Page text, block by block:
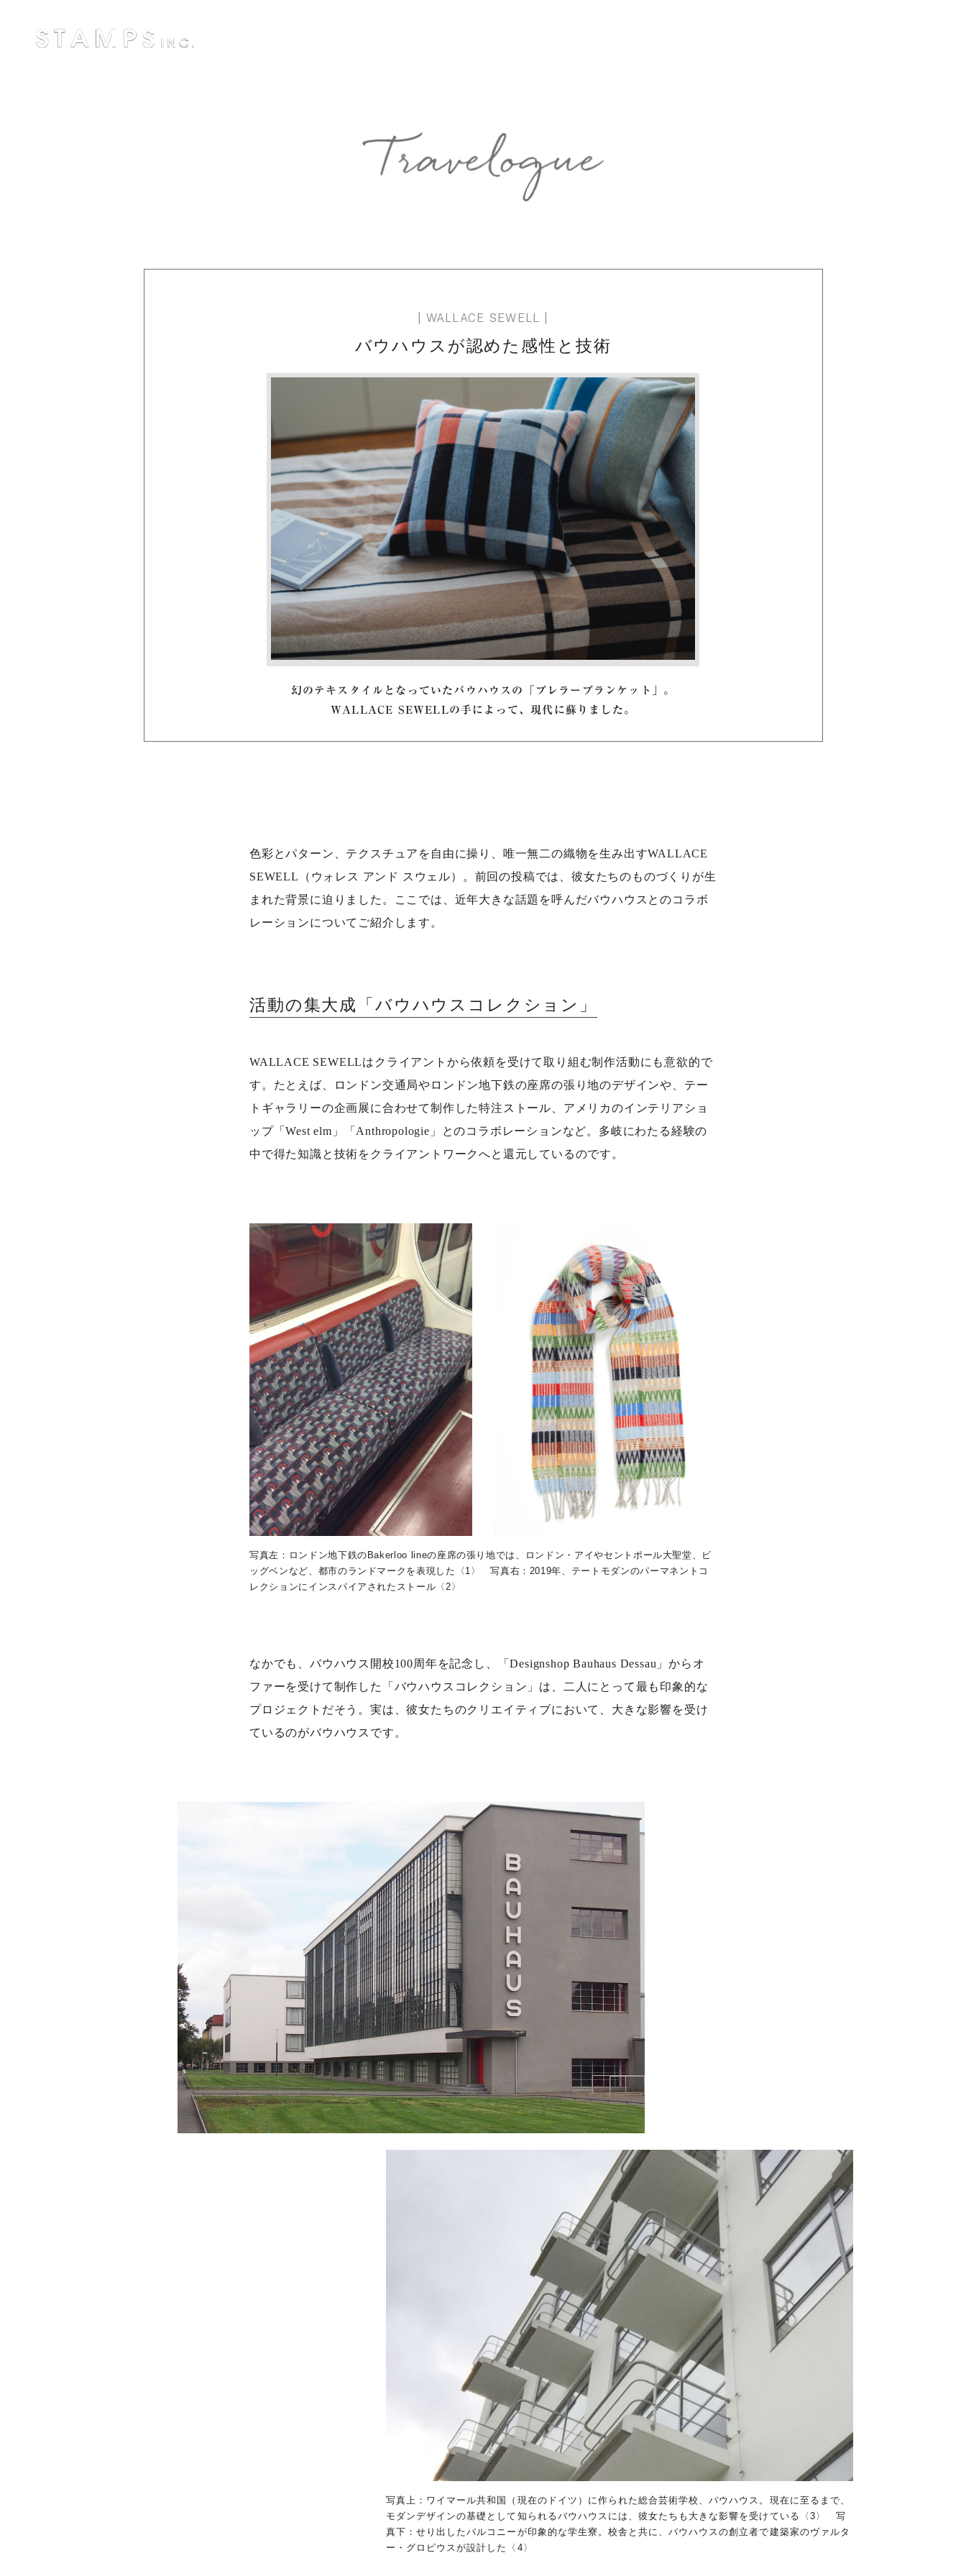
| WALLACE SEWELL |
バウハウスが認めた感性と技術
幻のテキスタイルとなっていたバウハウスの「プレラーブランケット」。
WALLACE SEWELLの手によって、現代に蘇りました。
色彩とパターン、テクスチュアを自由に操り、唯一無二の織物を生み出すWALLACE
SEWELL（ウォレス アンド スウェル）。前回の投稿では、彼女たちのものづくりが生
まれた背景に迫りました。ここでは、近年大きな話題を呼んだバウハウスとのコラボ
レーションについてご紹介します。
活動の集大成「バウハウスコレクション」
WALLACE SEWELLはクライアントから依頼を受けて取り組む制作活動にも意欲的で
す。たとえば、ロンドン交通局やロンドン地下鉄の座席の張り地のデザインや、テー
トギャラリーの企画展に合わせて制作した特注ストール、アメリカのインテリアショ
ップ「West elm」「Anthropologie」とのコラボレーションなど。多岐にわたる経験の
中で得た知識と技術をクライアントワークへと還元しているのです。
写真左：ロンドン地下鉄のBakerloo lineの座席の張り地では、ロンドン・アイやセントポール大聖堂、ビ
ッグベンなど、都市のランドマークを表現した〈1〉 写真右：2019年、テートモダンのパーマネントコ
レクションにインスパイアされたストール〈2〉
なかでも、バウハウス開校100周年を記念し、「Designshop Bauhaus Dessau」からオ
ファーを受けて制作した「バウハウスコレクション」は、二人にとって最も印象的な
プロジェクトだそう。実は、彼女たちのクリエイティブにおいて、大きな影響を受け
ているのがバウハウスです。
写真上：ワイマール共和国（現在のドイツ）に作られた総合芸術学校、バウハウス。現在に至るまで、
モダンデザインの基礎として知られるバウハウスには、彼女たちも大きな影響を受けている〈3〉 写
真下：せり出したバルコニーが印象的な学生寮。校舎と共に、バウハウスの創立者で建築家のヴァルタ
ー・グロピウスが設計した〈4〉